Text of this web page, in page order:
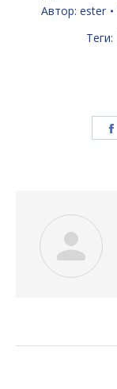
Автор: ester
Теги: